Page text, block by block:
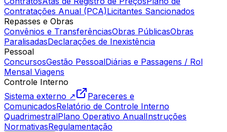
Contratações Anual (PCA)Licitantes Sancionados
Repasses e Obras
Convênios e TransferênciasObras PúblicasObras
ParalisadasDeclarações de Inexistência
Pessoal
ConcursosGestão PessoalDiárias e Passagens / Rol
Mensal Viagens
Controle Interno
Sistema externo ↗
Pareceres e
ComunicadosRelatório de Controle Interno
QuadrimestralPlano Operativo AnualInstruções
NormativasRegulamentação